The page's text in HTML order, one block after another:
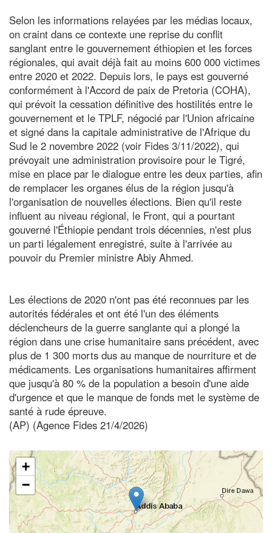
Selon les informations relayées par les médias locaux,
on craint dans ce contexte une reprise du conflit
sanglant entre le gouvernement éthiopien et les forces
régionales, qui avait déjà fait au moins 600 000 victimes
entre 2020 et 2022. Depuis lors, le pays est gouverné
conformément à l'Accord de paix de Pretoria (COHA),
qui prévoit la cessation définitive des hostilités entre le
gouvernement et le TPLF, négocié par l'Union africaine
et signé dans la capitale administrative de l'Afrique du
Sud le 2 novembre 2022 (voir Fides 3/11/2022), qui
prévoyait une administration provisoire pour le Tigré,
mise en place par le dialogue entre les deux parties, afin
de remplacer les organes élus de la région jusqu'à
l'organisation de nouvelles élections. Bien qu'il reste
influent au niveau régional, le Front, qui a pourtant
gouverné l'Éthiopie pendant trois décennies, n'est plus
un parti légalement enregistré, suite à l'arrivée au
pouvoir du Premier ministre Abiy Ahmed.
Les élections de 2020 n'ont pas été reconnues par les
autorités fédérales et ont été l'un des éléments
déclencheurs de la guerre sanglante qui a plongé la
région dans une crise humanitaire sans précédent, avec
plus de 1 300 morts dus au manque de nourriture et de
médicaments. Les organisations humanitaires affirment
que jusqu'à 80 % de la population a besoin d'une aide
d'urgence et que le manque de fonds met le système de
santé à rude épreuve.
(AP) (Agence Fides 21/4/2026)
+
−